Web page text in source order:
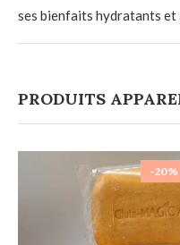
ses bienfaits hydratants et
PRODUITS
-20%